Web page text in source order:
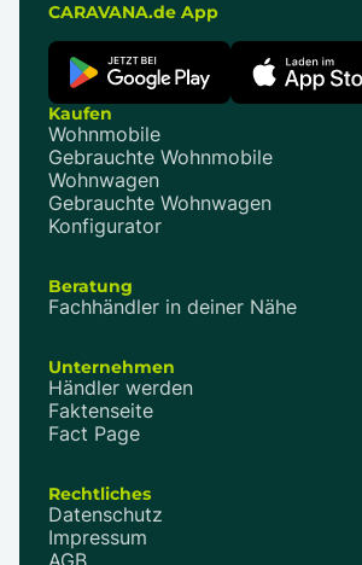
CARAVANA.de App
Kaufen
Wohnmobile
Gebrauchte Wohnmobile
Wohnwagen
Gebrauchte Wohnwagen
Konfigurator
Beratung
Fachhändler in deiner Nähe
Unternehmen
Händler werden
Faktenseite
Fact Page
Rechtliches
Datenschutz
Impressum